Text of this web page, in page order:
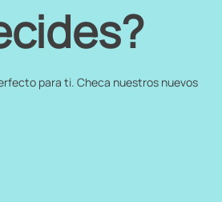
para ti. Checa nuestros nuevos